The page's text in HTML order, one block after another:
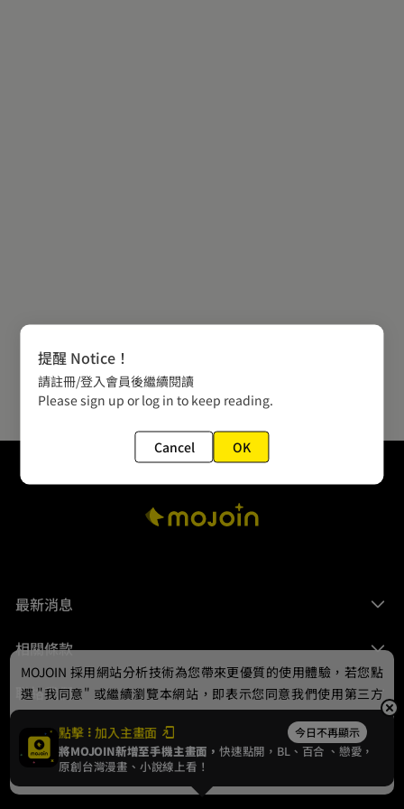
最新消息
相關條款
聯絡我們
© 2024 gamania Digital Entertainment Co., Ltd.
點擊 加入主畫面 今日不再顯示
將MOJOIN新增至手機主畫面，快速點開，BL、 百合 、戀愛，
原創台灣漫畫、小說線上看！
MOJOIN 採用網站分析技術為您帶來更優質的使用體驗，若您點
選 "我同意" 或繼續瀏覽本網站，即表示您同意我們使用第三方
Cookie，欲瞭解更多資訊請見隱私權政策。
我同意
提醒 Notice！
請註冊/登入會員後繼續閱讀
Please sign up or log in to keep reading.
Cancel OK